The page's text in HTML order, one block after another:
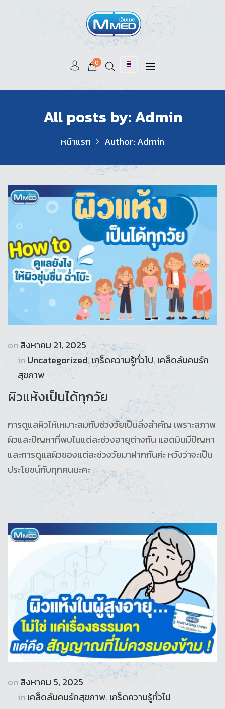
0
All posts by: Admin
หน้าแรก Author: Admin
on สิงหาคม 21, 2025
inUncategorized,เกร็ดความรู้ทั่วไป, เคล็ดลับคนรัก
สุขภาพ
ผิวแห้งเป็นได้ทุกวัย
การดูแลผิวให้เหมาะสมกับช่วงวัยเป็นสิ่งสำคัญ เพราะสภาพ
ผิวและปัญหาที่พบในแต่ละช่วงอายุต่างกัน แอดมินมีปัญหา
และการดูแลผิวของแต่ละช่วงวัยมาฝากกันค่ะ หวังว่าจะเป็น
ประโยชน์กับทุกคนนะคะ
on สิงหาคม 5, 2025
in เคล็ดลับคนรักสุขภาพ, เกร็ดความรู้ทั่วไป